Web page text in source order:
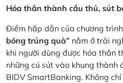
Hóa thân thành cầu thủ, sút
Điểm hấp dẫn của chương trình
bóng trúng quà” nằm ở trải
khi người dùng được hóa thân
những cú sút vào khung thành
BIDV SmartBanking. Không